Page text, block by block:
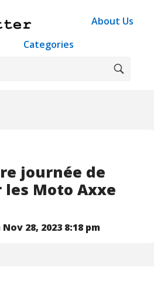
About Us
Categories
journée de
Moto Axxe
Nov 28, 2023 8:18 pm